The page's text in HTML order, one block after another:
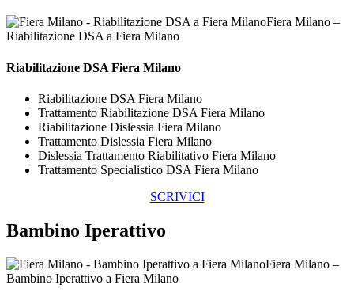
Fiera Milano –
Riabilitazione DSA a Fiera Milano
Riabilitazione DSA Fiera Milano
Riabilitazione DSA Fiera Milano
Trattamento Riabilitazione DSA Fiera Milano
Riabilitazione Dislessia Fiera Milano
Trattamento Dislessia Fiera Milano
Dislessia Trattamento Riabilitativo Fiera Milano
Trattamento Specialistico DSA Fiera Milano
SCRIVICI
Bambino Iperattivo
Fiera Milano –
Bambino Iperattivo a Fiera Milano